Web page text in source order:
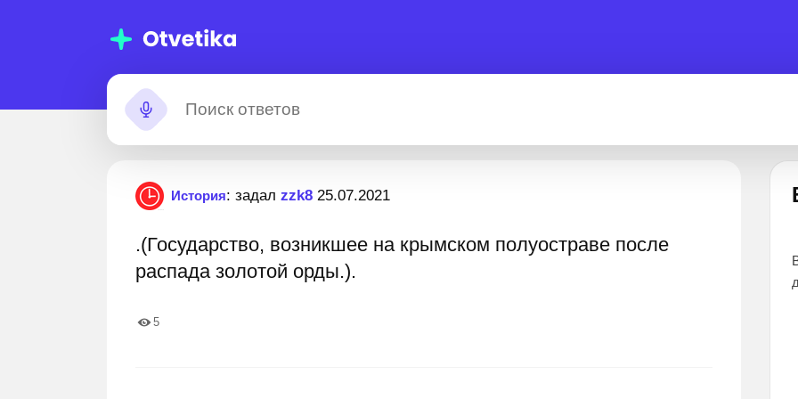
История: задал zzk8 25.07.2021
.(Государство, возникшее на крымском полуостраве после
распада золотой орды.).
5
000+ пошаговых ответов
Застрял?
Лучшие эксперты готовы помочь 24 часа
Все эксперты прошли тщательный отбор и